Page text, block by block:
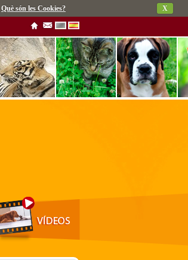
X
Què són les Cookies?